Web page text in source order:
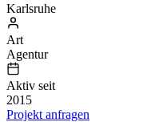
Karlsruhe
Art
Agentur
Aktiv seit
2015
Projekt anfragen